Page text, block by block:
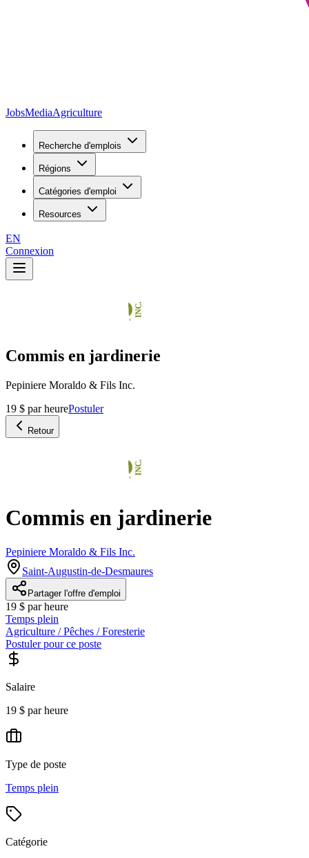
JobsMediaAgriculture
Recherche d'emplois
Régions
Catégories d'emploi
Resources
EN
Connexion
Commis en jardinerie
Pepiniere Moraldo & Fils Inc.
19 $ par heurePostuler
Retour
Commis en jardinerie
Pepiniere Moraldo & Fils Inc.
Saint-Augustin-de-Desmaures
Partager l'offre d'emploi
19 $ par heure
Temps plein
Agriculture / Pêches / Foresterie
Postuler pour ce poste
Salaire
19 $ par heure
Type de poste
Temps plein
Catégorie